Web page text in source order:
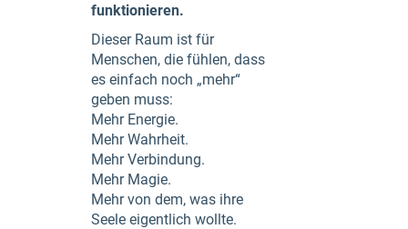
funktionieren.
Dieser Raum ist für
Menschen, die fühlen, dass
es einfach noch „mehr“
geben muss:
Mehr Energie.
Mehr Wahrheit.
Mehr Verbindung.
Mehr Magie.
Mehr von dem, was ihre
Seele eigentlich wollte.